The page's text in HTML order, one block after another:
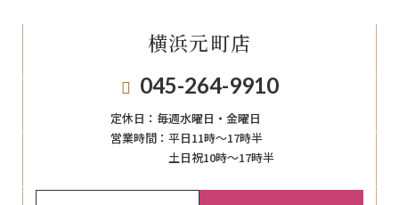
横浜元町店
045-264-9910
定休日： 毎週⽔曜⽇‧⾦曜⽇
営業時間： 平日11時～17時半
土日祝10時～17時半